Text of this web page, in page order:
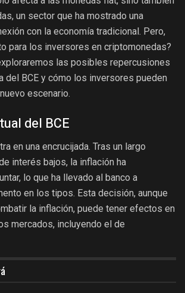
un sector que ha mostrado una
con la economía tradicional. Pero,
para los inversores en criptomonedas?
las posibles repercusiones
del BCE y cómo los inversores pueden
escenario.
del BCE
en una encrucijada. Tras un largo
interés bajos, la inflación ha
lo que ha llevado al banco a
en los tipos. Esta decisión, aunque
la inflación, puede tener efectos en
mercados, incluyendo el de